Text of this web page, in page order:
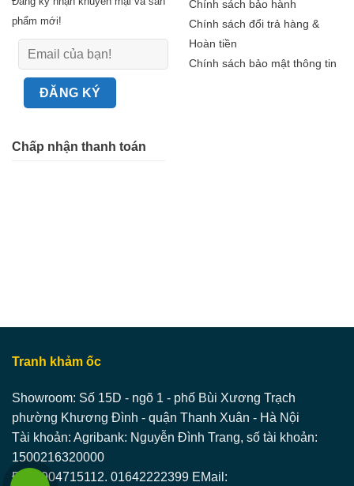
phẩm mới!
Chính sách bảo hành
Chính sách đổi trả hàng &
Hoàn tiền
Chính sách bảo mật thông tin
Chấp nhận thanh toán
Tranh khảm ốc
Showroom: Số 15D - ngõ 1 - phố Bùi Xương Trạch
phường Khương Đình - quận Thanh Xuân - Hà Nội
Tài khoản: Agribank: Nguyễn Đình Trang, số tài khoản:
1500216320000
ĐT: 0904715112. 01642222399 EMail: